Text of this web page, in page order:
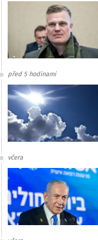
před 5 hodinami
včera